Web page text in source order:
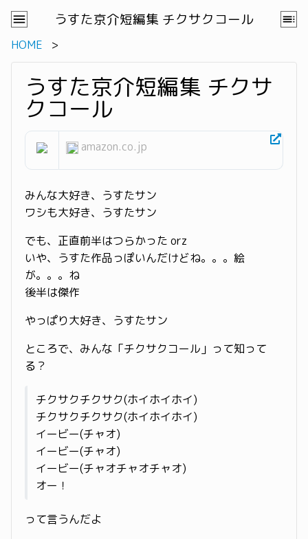
うすた京介短編集 チクサクコール
HOME
うすた京介短編集 チクサ
クコール
amazon.co.jp
みんな大好き、うすたサン
ワシも大好き、うすたサン
でも、正直前半はつらかった orz
いや、うすた作品っぽいんだけどね。。。絵
が。。。ね
後半は傑作
やっぱり大好き、うすたサン
ところで、みんな「チクサクコール」って知って
る？
チクサクチクサク(ホイホイホイ)
チクサクチクサク(ホイホイホイ)
イービー(チャオ)
イービー(チャオ)
イービー(チャオチャオチャオ)
オー！
って言うんだよ